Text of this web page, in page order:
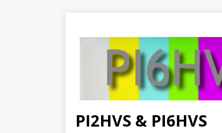
PI2HVS & PI6HVS